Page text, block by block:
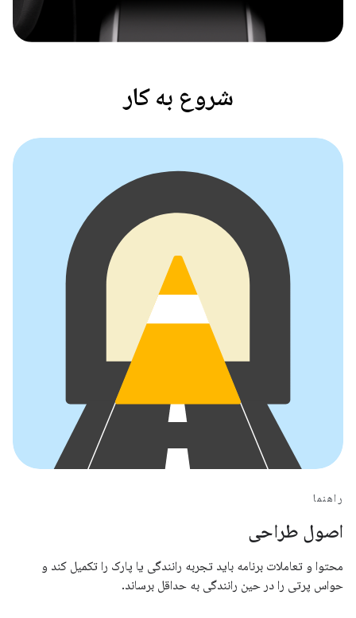
شروع به کار
راهنما
اصول طراحی
محتوا و تعاملات برنامه باید تجربه رانندگی یا پارک را تکمیل کند و
حواس پرتی را در حین رانندگی به حداقل برساند.